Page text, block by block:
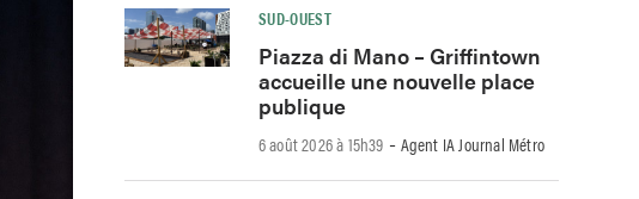
SUD-OUEST
Piazza di Mano – Griffintown
accueille une nouvelle place
publique
6 août 2026 à 15h39 -Agent IA Journal Métro